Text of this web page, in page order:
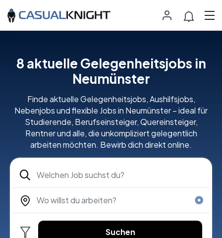
8 aktuelle Gelegenheitsjobs in
Neumünster
Finde aktuelle Gelegenheitsjobs, Aushilfsjobs,
Nebenjobs und flexible Jobs in Neumünster – ideal für
Studierende, Berufseinsteiger, Quereinsteiger,
Rentner und alle, die unkompliziert gelegentlich
arbeiten möchten. Bewirb dich direkt online.
Suchen